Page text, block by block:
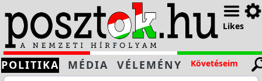
Likes
POLITIKA MÉDIA VÉLEMÉNY Követéseim